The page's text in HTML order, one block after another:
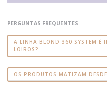
PERGUNTAS FREQUENTES
A LINHA BLOND 360 SYSTEM É
LOIROS?
OS PRODUTOS MATIZAM